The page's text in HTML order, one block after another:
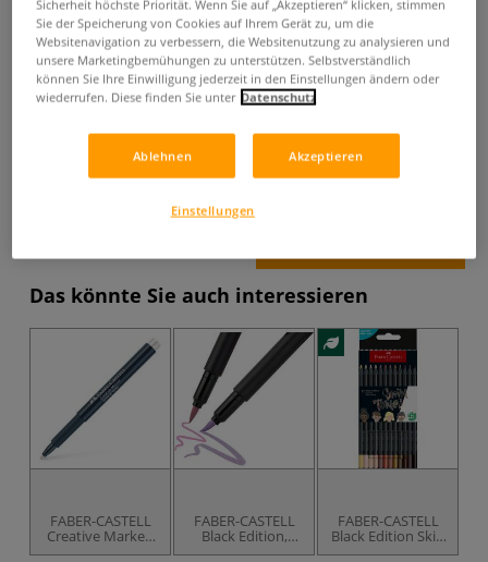
Goldfaber Creative Marker Kalligrafie von FABER-CASTELL
mit biseautierter Kalligrafie-Spitze und wasserbasierter
Tinte, erhältlich in 6 Farben.
Mehr
1,85 €
inklusive 19% bzw. 7% MwSt,
Das könnte Sie auch interessieren
FABER-CASTELL
Creative Marker,
einzeln
FABER-CASTELL
Black Edition,
Brush Soft Pen,
FABER-CASTELL
Black Edition Skin
Tones, Buntstifte
Sicherheit höchste Priorität. Wenn Sie auf „Akzeptieren“ klicken, stimmen
Sie der Speicherung von Cookies auf Ihrem Gerät zu, um die
Websitenavigation zu verbessern, die Websitenutzung zu analysieren und
unsere Marketingbemühungen zu unterstützen. Selbstverständlich
können Sie Ihre Einwilligung jederzeit in den Einstellungen ändern oder
wiederrufen. Diese finden Sie unter Datenschutz
Ablehnen Akzeptieren
Einstellungen